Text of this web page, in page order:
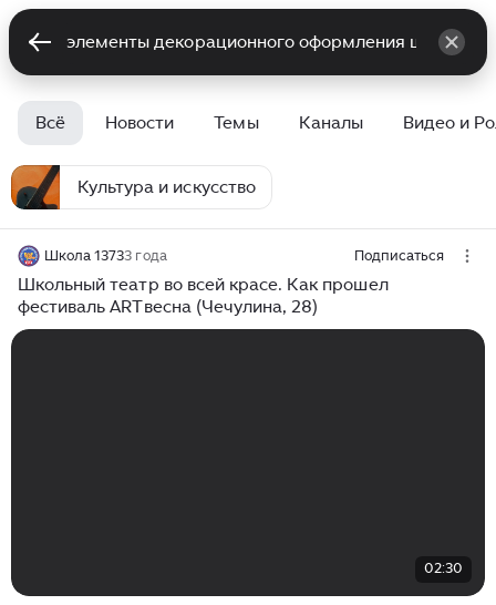
Всё Новости Темы Каналы Видео и
Культура и искусство
Школа 13733 года Подписаться
Школьный театр во всей красе. Как прошел
фестиваль ARTвесна (Чечулина, 28)
02:30